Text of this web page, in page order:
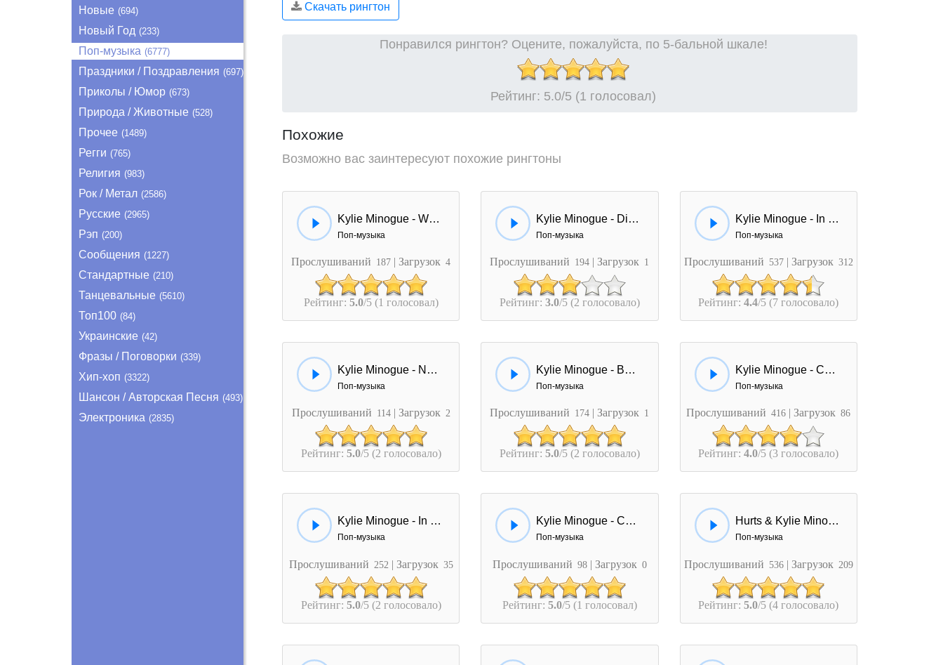
Новые (694)
Новый Год (233)
Поп-музыка (6777)
Праздники / Поздравления (697)
Приколы / Юмор (673)
Природа / Животные (528)
Прочее (1489)
Регги (765)
Религия (983)
Рок / Метал (2586)
Русские (2965)
Рэп (200)
Сообщения (1227)
Стандартные (210)
Танцевальные (5610)
Топ100 (84)
Украинские (42)
Фразы / Поговорки (339)
Хип-хоп (3322)
Шансон / Авторская Песня (493)
Электроника (2835)
Скачать рингтон
Понравился рингтон? Оцените, пожалуйста, по 5-бальной шкале!
Рейтинг: 5.0/5 (1 голосовал)
Похожие
Возможно вас заинтересуют похожие рингтоны
Kylie Minogue - Wow Wow
Поп-музыка
Прослушиваний 187 | Загрузок 4
Рейтинг: 5.0/5 (1 голосовал)
Kylie Minogue - Did It Again
Поп-музыка
Прослушиваний 194 | Загрузок 1
Рейтинг: 3.0/5 (2 голосовало)
Kylie Minogue - In Your Eyes
Поп-музыка
Прослушиваний 537 | Загрузок 312
Рейтинг:4.4/5 (7 голосовало)
Kylie Minogue - Nudity
Поп-музыка
Прослушиваний 114 | Загрузок 2
Рейтинг: 5.0/5 (2 голосовало)
Kylie Minogue - Better Than Today
Поп-музыка
Прослушиваний 174 | Загрузок 1
Рейтинг: 5.0/5 (2 голосовало)
Kylie Minogue - Chocolate
Поп-музыка
Прослушиваний 416 | Загрузок 86
Рейтинг:4.0/5 (3 голосовало)
Kylie Minogue - In My Arms
Поп-музыка
Прослушиваний 252 | Загрузок 35
Рейтинг: 5.0/5 (2 голосовало)
Kylie Minogue - Change Your Mind
Поп-музыка
Прослушиваний 98 | Загрузок 0
Рейтинг: 5.0/5 (1 голосовал)
Hurts & Kylie Minogue - Devotion
Поп-музыка
Прослушиваний 536 | Загрузок 209
Рейтинг:5.0/5 (4 голосовало)